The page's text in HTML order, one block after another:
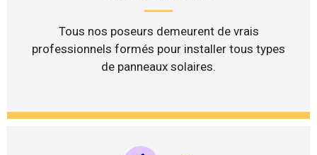
Tous nos poseurs demeurent de vrais
professionnels formés pour installer tous types
de panneaux solaires.